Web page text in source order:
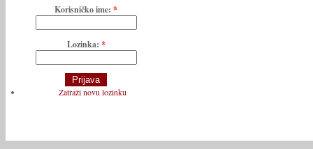
Korisničko ime: *
Lozinka: *
Zatraži novu lozinku